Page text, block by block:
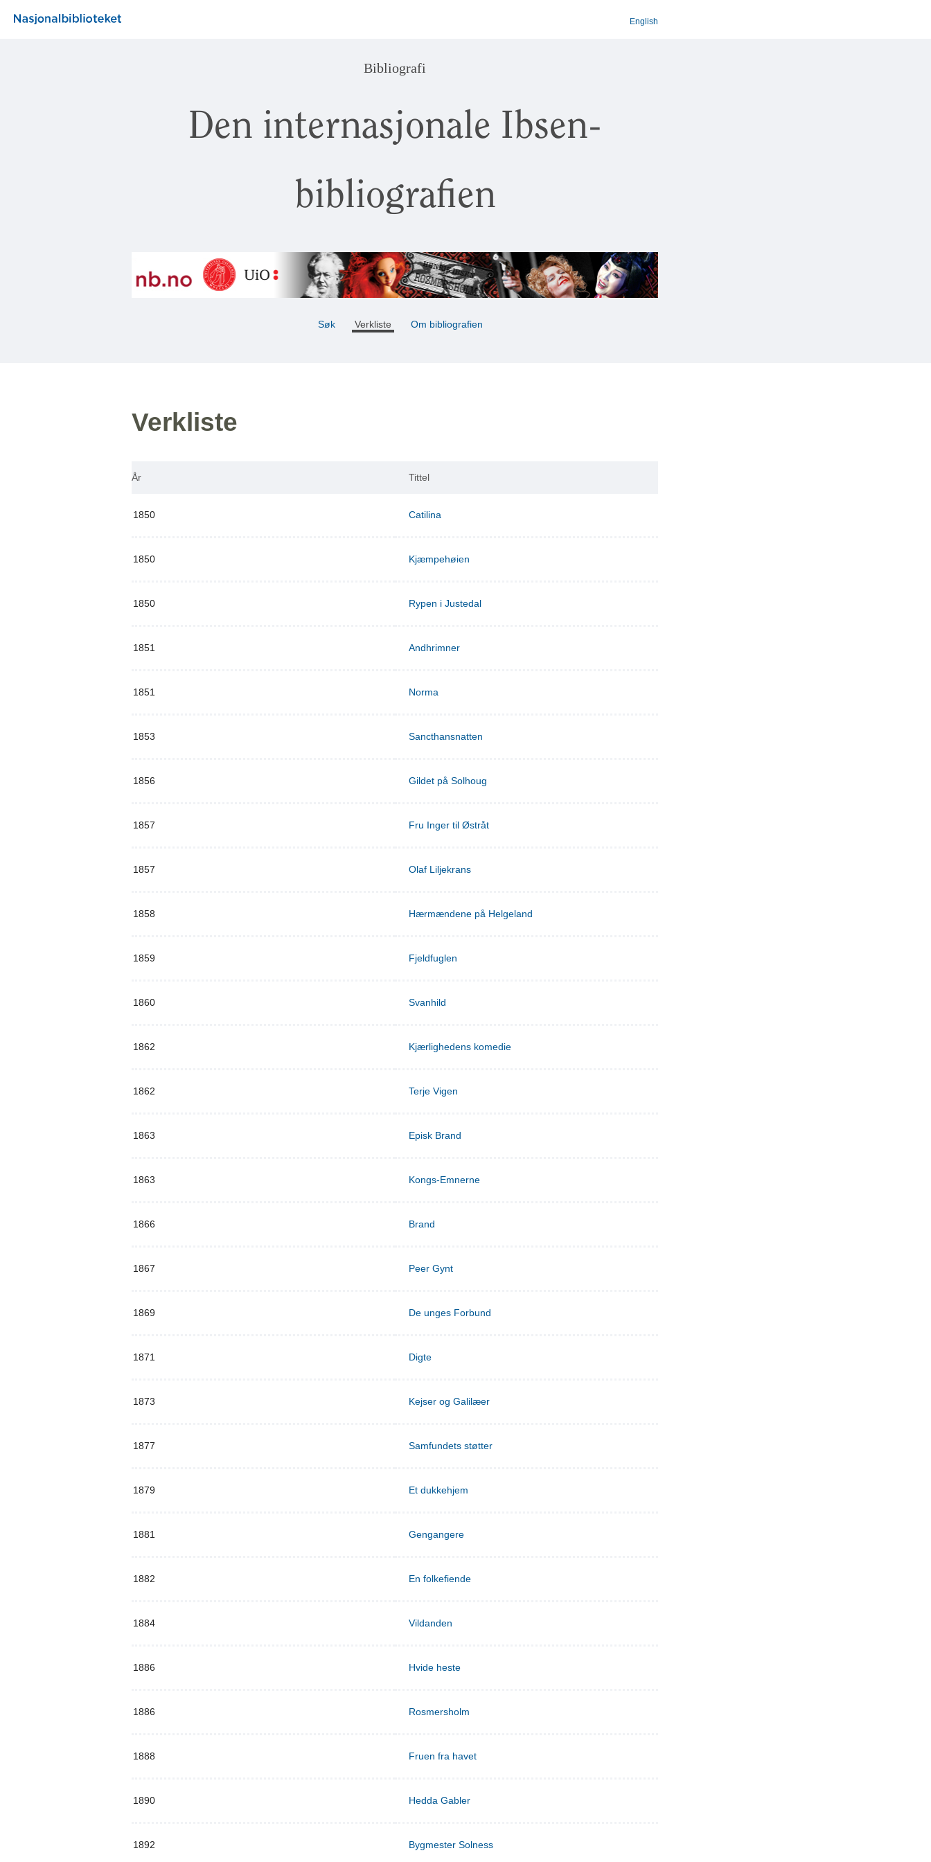
English
Bibliografi
Den internasjonale Ibsen-
bibliografien
Søk Verkliste Om bibliografien
Verkliste
År Tittel
1850 Catilina
1850 Kjæmpehøien
1850 Rypen i Justedal
1851 Andhrimner
1851 Norma
1853 Sancthansnatten
1856 Gildet på Solhoug
1857 Fru Inger til Østråt
1857 Olaf Liljekrans
1858 Hærmændene på Helgeland
1859 Fjeldfuglen
1860 Svanhild
1862 Kjærlighedens komedie
1862 Terje Vigen
1863 Episk Brand
1863 Kongs-Emnerne
1866 Brand
1867 Peer Gynt
1869 De unges Forbund
1871 Digte
1873 Kejser og Galilæer
1877 Samfundets støtter
1879 Et dukkehjem
1881 Gengangere
1882 En folkefiende
1884 Vildanden
1886 Hvide heste
1886 Rosmersholm
1888 Fruen fra havet
1890 Hedda Gabler
1892 Bygmester Solness